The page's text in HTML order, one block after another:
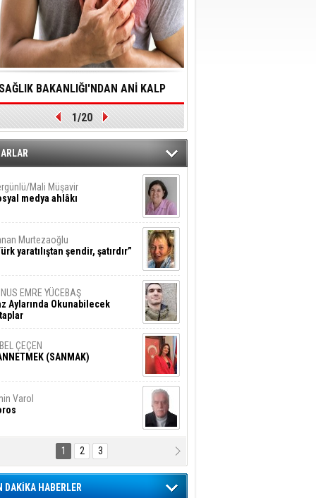
SAĞLIK BAKANLIĞI'NDAN ANİ KALP
DURMALARINA HIZLI MÜDAHALE
YÖNELİK ÖNLENMESİ İÇİN
ÖNEMLİ ADIM
1/20
Mali Müşavir
medya ahlâkı
Murtezaoğlu
yaratılıştan şendir, şatırdır”
EMRE YÜCEBAŞ
Aylarında Okunabilecek
ÇEÇEN
(SANMAK)
Varol
DNA Kuşaklararası
Biyolojik Faturası
1 2 3
DAKİKA HABERLER